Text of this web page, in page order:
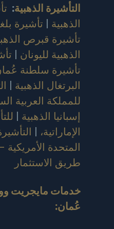
التأشيرة الذهبية:
الذهبية | تأشيرة
تأشيرة قبرص
الذهبية لليونان |
تأشيرة سلطنة
البرتغال الذهبية |
للمملكة العربية
إسبانيا الذهبية |
الإماراتية، |
المتحدة
طريق الاستثمار
خدمات مايجريت
عُمان: